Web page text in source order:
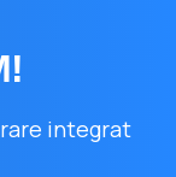
integrat